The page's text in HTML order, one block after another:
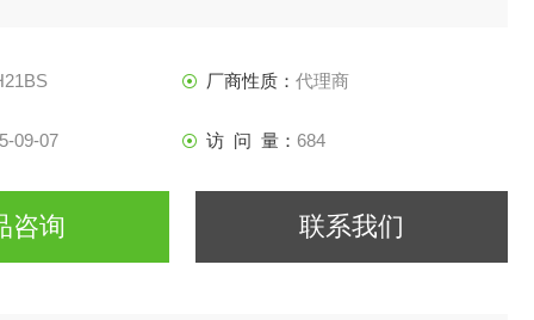
厂商性质： 代理商
09-07 访 问 量： 684
咨询 联系我们